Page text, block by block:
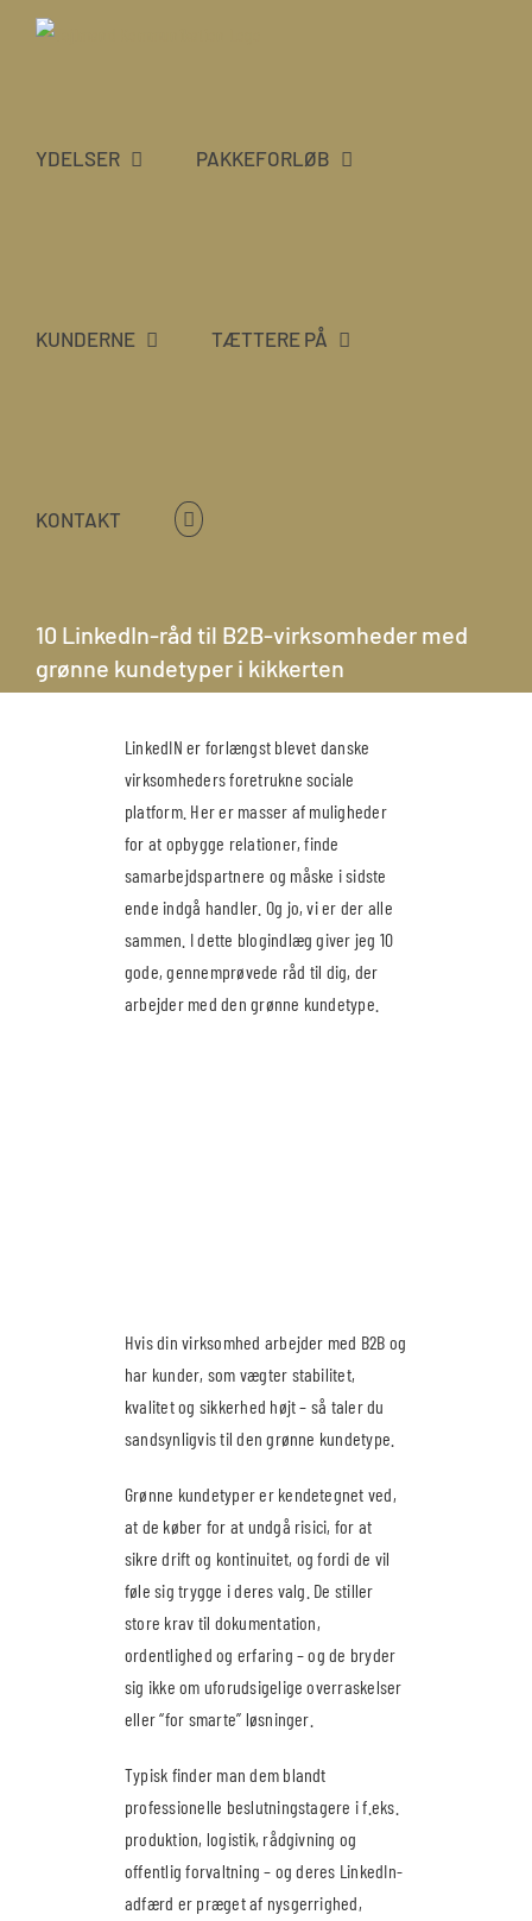
YDELSER PAKKEFORLØB
KUNDERNE TÆTTERE PÅ
KONTAKT
10 LinkedIn-råd til B2B-virksomheder med
grønne kundetyper i kikkerten
LinkedIN er forlængst blevet danske
virksomheders foretrukne sociale
platform. Her er masser af muligheder
for at opbygge relationer, finde
samarbejdspartnere og måske i sidste
ende indgå handler. Og jo, vi er der alle
sammen. I dette blogindlæg giver jeg 10
gode, gennemprøvede råd til dig, der
arbejder med den grønne kundetype.
Hvis din virksomhed arbejder med B2B og
har kunder, som vægter stabilitet,
kvalitet og sikkerhed højt – så taler du
sandsynligvis til den grønne kundetype.
Grønne kundetyper er kendetegnet ved,
at de køber for at undgå risici, for at
sikre drift og kontinuitet, og fordi de vil
føle sig trygge i deres valg. De stiller
store krav til dokumentation,
ordentlighed og erfaring – og de bryder
sig ikke om uforudsigelige overraskelser
eller “for smarte” løsninger.
Typisk finder man dem blandt
professionelle beslutningstagere i f.eks.
produktion, logistik, rådgivning og
offentlig forvaltning – og deres LinkedIn-
adfærd er præget af nysgerrighed,